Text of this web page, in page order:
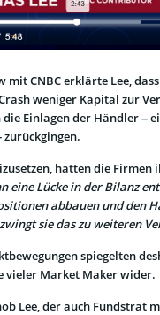
mit CNBC erklärte Lee,
weniger Kapital zur
Einlagen der Händler –
zurückgingen.
hätten die Firmen
eine Lücke in der Bilanz
abbauen und den
sie das zu weiteren
spiegelten
vieler Market Maker wider.
Lee, der auch Fundstrat